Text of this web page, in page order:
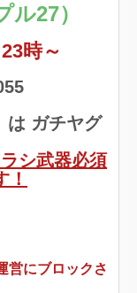
27）
23時～
は ガチヤグ
シ武器必須
営にブロックさ